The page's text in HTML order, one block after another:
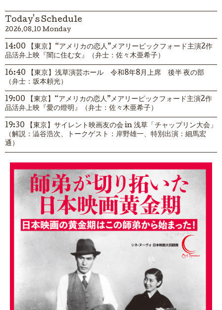
Today's Schedule
2026.08.10 Monday
14:00 【東京】“アメリカの恋人”メアリーピックフォード主演2作
品活弁上映『闇に住む女』（弁士：佐々木亜希子）
16:40 【東京】浅草演芸ホール 令和8年8月上席 後半 夜の部
（弁士：坂本頼光）
19:00 【東京】“アメリカの恋人”メアリーピックフォード主演2作
品活弁上映『愛の燈明』（弁士：佐々木亜希子）
19:30 【東京】サイレント映画友の会 in 浅草「チャップリン大会」
（解説：澁谷浩次、トークゲスト：岸野雄一、特別出演：細馬宏
通）